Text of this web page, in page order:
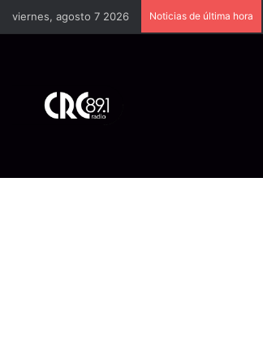
viernes, agosto 7 2026 Noticias de última hora